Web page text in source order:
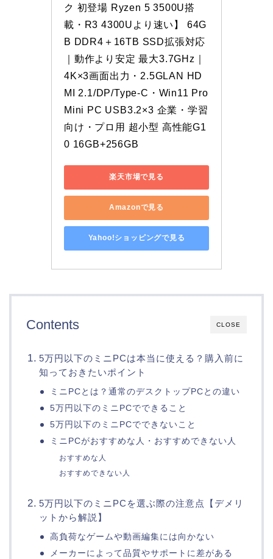
ク 初登場 Ryzen 5 3500U搭
載・R3 4300Uより速い】 64G
B DDR4＋16TB SSD拡張対応
｜動作より安定 最大3.7GHz｜
4K×3画面出力・2.5GLAN HD
MI 2.1/DP/Type-C・Win11 Pro
Mini PC USB3.2×3 企業・学習
向け・プロ用 超小型 高性能G1
0 16GB+256GB
楽天市場で見る
Amazonで見る
Yahoo!ショッピングで見る
CLOSE
Contents
5万円以下のミニPCは本当に使える？購入前に
知っておきたいポイント
ミニPCとは？通常のデスクトップPCとの違い
5万円以下のミニPCでできること
5万円以下のミニPCでできないこと
ミニPCがおすすめな人・おすすめできない人
おすすめな人
おすすめできない人
5万円以下のミニPCを選ぶ際の注意点【デメリ
ットから解説】
高負荷なゲームや動画編集には向かない
メーカーによって品質やサポートに差がある